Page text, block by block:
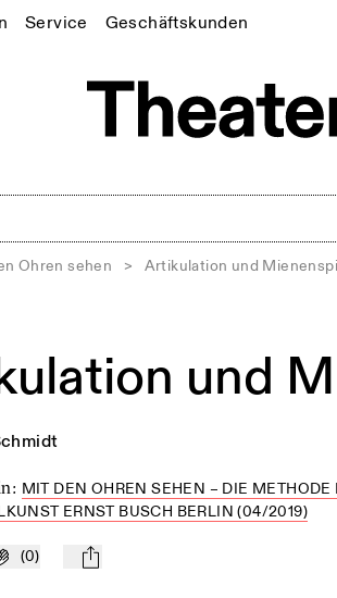
Service Geschäftskunden
Ohren sehen > Artikulation und
und
: MIT DEN OHREN SEHEN – DIE
ERNST BUSCH BERLIN (04/2019)
hinzufügen
(0) mail